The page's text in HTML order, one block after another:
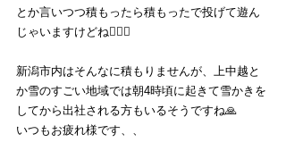
とか言いつつ積もったら積もったで投げて遊ん
じゃいますけどね🤾🏻‍♀️
新潟市内はそんなに積もりませんが、上中越と
か雪のすごい地域では朝4時頃に起きて雪かきを
してから出社される方もいるそうですね🙏
いつもお疲れ様です、、